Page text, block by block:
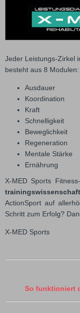
Jeder Leistungs-Zirkel
besteht aus 8 Modulen:
Ausdauer
Koordination
Kraft
Schnelligkeit
Beweglichkeit
Regeneration
Mentale Stärke
Ernährung
X-MED Sports
ActionSport auf
Schritt zum Erfolg?
X-MED Sports
So funktioniert